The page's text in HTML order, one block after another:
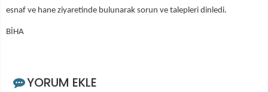
esnaf ve hane ziyaretinde bulunarak sorun ve talepleri dinledi.
BİHA
YORUM EKLE